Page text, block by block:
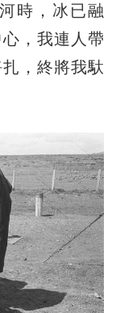
時，冰已融
，我連人帶
，終將我馱